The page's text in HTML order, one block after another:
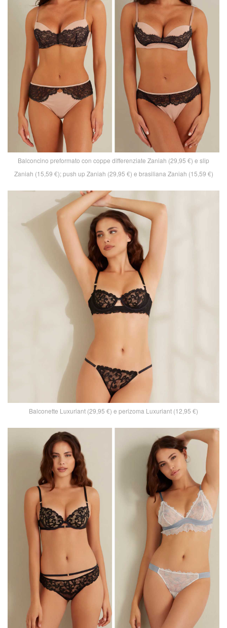
Balconcino preformato con coppe differenziate Zaniah (29,95 €) e slip
Zaniah (15,59 €); push up Zaniah (29,95 €) e brasiliana Zaniah (15,59 €)
Balconette Luxuriant (29,95 €) e perizoma Luxuriant (12,95 €)